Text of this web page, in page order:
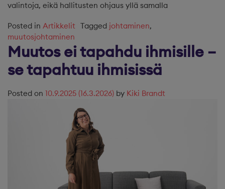
valintoja, eikä hallitusten ohjaus yllä samalla
Posted in Artikkelit Tagged johtaminen,
muutosjohtaminen
Muutos ei tapahdu ihmisille –
se tapahtuu ihmisissä
Posted on 10.9.2025 (16.3.2026) by Kiki Brandt